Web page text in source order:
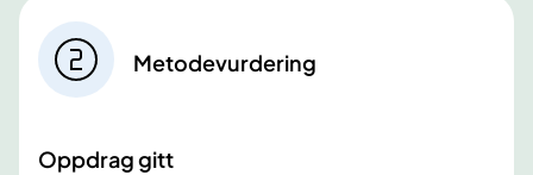
Metodevurdering
Oppdrag gitt